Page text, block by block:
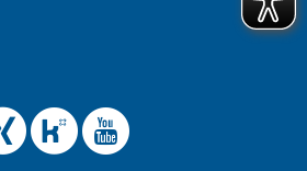
Offizielle
Offizielle